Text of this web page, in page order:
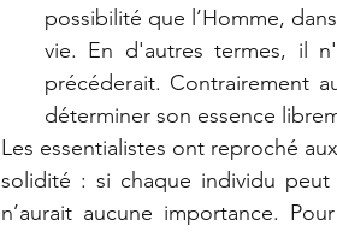
possibilité que l’Homme,
vie. En d'autres termes, il
précéderait. Contrairement
déterminer son essence
Les essentialistes ont reproché
solidité : si chaque individu
n’aurait aucune importance.